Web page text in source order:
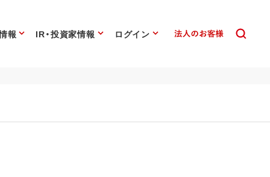
報 IR・投資家情報 ログイン